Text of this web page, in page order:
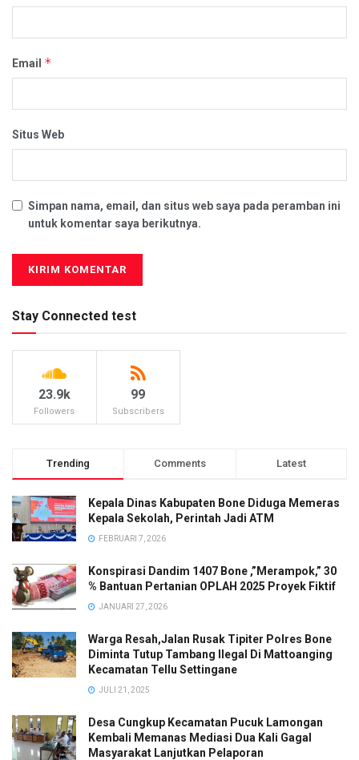
Email *
Situs Web
Simpan nama, email, dan situs web saya pada peramban ini
untuk komentar saya berikutnya.
Stay Connected test
23.9k
Followers
99
Subscribers
Trending Comments Latest
Kepala Dinas Kabupaten Bone Diduga Memeras
Kepala Sekolah, Perintah Jadi ATM
FEBRUARI 7, 2026
Konspirasi Dandim 1407 Bone ,”Merampok,” 30
% Bantuan Pertanian OPLAH 2025 Proyek Fiktif
JANUARI 27, 2026
Warga Resah,Jalan Rusak Tipiter Polres Bone
Diminta Tutup Tambang Ilegal Di Mattoanging
Kecamatan Tellu Settingane
JULI 21, 2025
Desa Cungkup Kecamatan Pucuk Lamongan
Kembali Memanas Mediasi Dua Kali Gagal
Masyarakat Lanjutkan Pelaporan